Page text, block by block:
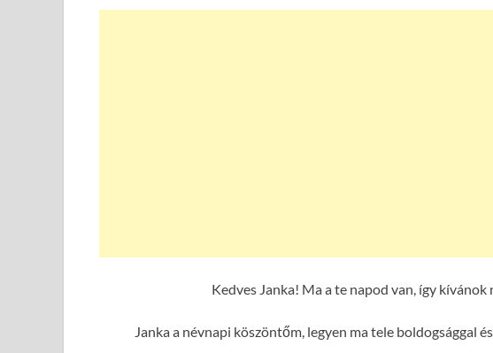
Kedves Janka! Ma a te napod van, így
Janka a névnapi köszöntőm, legyen ma tele boldogsággal